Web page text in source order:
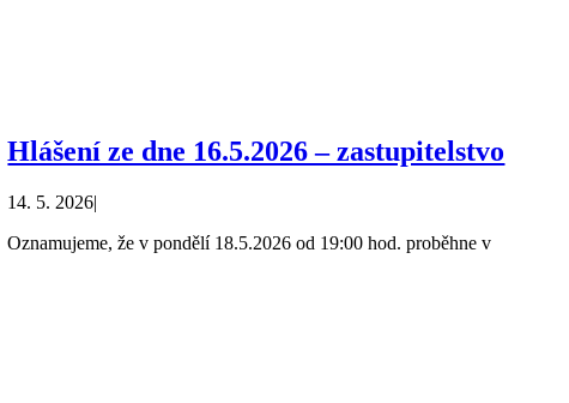
Hlášení ze dne 16.5.2026 – zastupitelstvo
14. 5. 2026|
Oznamujeme, že v pondělí 18.5.2026 od 19:00 hod. proběhne v